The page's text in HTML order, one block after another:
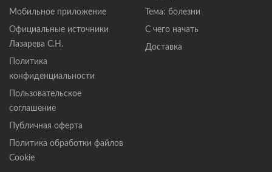
Мобильное приложение
Официальные источники
Лазарева С.Н.
Политика
конфиденциальности
Пользовательское
соглашение
Публичная оферта
Политика обработки файлов
Cookie
Тема: болезни
С чего начать
Доставка